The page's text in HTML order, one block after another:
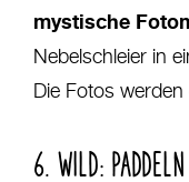
mystische
Nebelschleier in
Die Fotos
6. WILD: